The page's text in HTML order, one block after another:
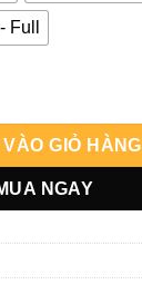
GIỎ HÀNG
NGAY